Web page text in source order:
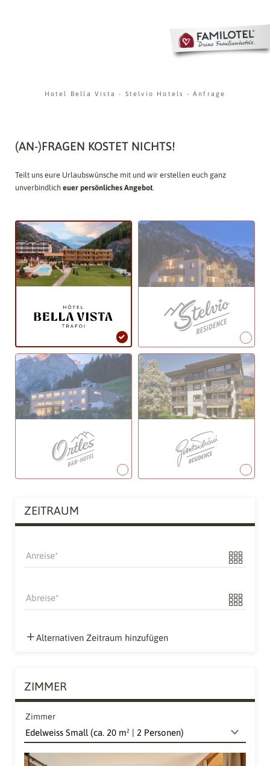
Hotel Bella Vista- Stelvio Hotels - Anfrage
(AN-)FRAGEN KOSTET NICHTS!
Teilt uns eure Urlaubswünsche mit und wir erstellen euch ganz
unverbindlich euer persönliches Angebot.
ZEITRAUM
Anreise
Abreise
Alternativen Zeitraum hinzufügen
ZIMMER
Zimmer